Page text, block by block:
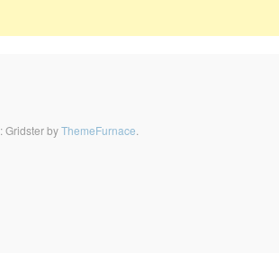
Gridster byThemeFurnace